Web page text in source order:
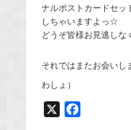
ナルポストカードセッ
しちゃいますよっ☆
どうぞ皆様お見逃しな
それではまたお会い
わしょ）